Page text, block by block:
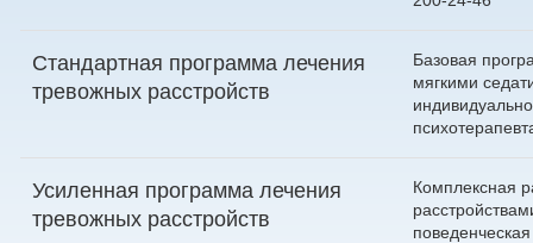
Стандартная программа лечения
тревожных расстройств
Базовая
мягкими
Усиленная программа лечения
тревожных расстройств
Комплексная